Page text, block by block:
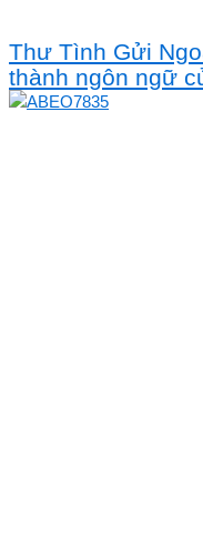
Thư Tình Gửi
thành ngôn ngữ